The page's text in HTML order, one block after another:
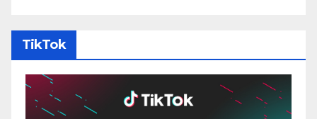
TikTok